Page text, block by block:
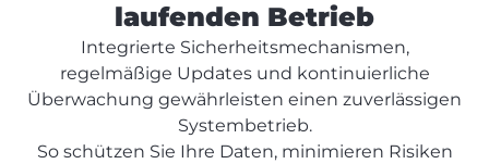
laufenden Betrieb
Integrierte Sicherheitsmechanismen,
regelmäßige Updates und kontinuierliche
Überwachung gewährleisten einen zuverlässigen
Systembetrieb.
So schützen Sie Ihre Daten, minimieren Risiken